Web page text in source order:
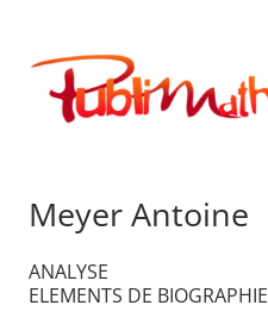
contenu
Publimath
Meyer Antoine
ANALYSE
ELEMENTS DE BIOGRAPHIE